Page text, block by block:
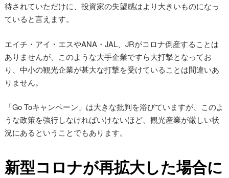
待されていただけに、投資家の失望感はより大きいものになっ
ていると言えます。
エイチ・アイ・エスやANA・JAL、JRがコロナ倒産することは
ありませんが、このような大手企業ですら大打撃となってお
り、中小の観光企業が甚大な打撃を受けていることは間違いあ
りません。
「Go Toキャンペーン」は大きな批判を浴びていますが、このよ
うな政策を強行しなければいけないほど、観光産業が厳しい状
況にあるということでもあります。
新型コロナが再拡大した場合に